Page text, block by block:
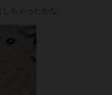
ちゃったかな。